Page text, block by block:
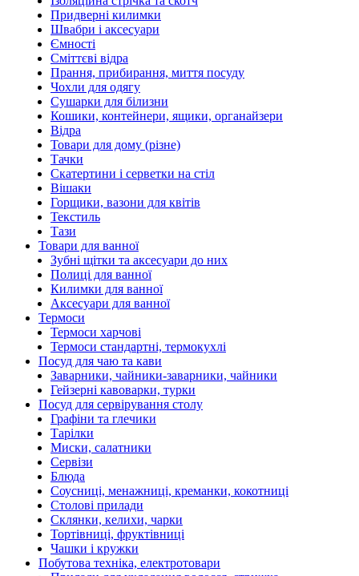
Придверні килимки
Швабри і аксесуари
Ємності
Сміттєві відра
Прання, прибирання, миття посуду
Чохли для одягу
Сушарки для білизни
Кошики, контейнери, ящики, органайзери
Відра
Товари для дому (різне)
Тачки
Скатертини і серветки на стіл
Вішаки
Горщики, вазони для квітів
Текстиль
Тази
Товари для ванної
Зубні щітки та аксесуари до них
Полиці для ванної
Килимки для ванної
Аксесуари для ванної
Термоси
Термоси харчові
Термоси стандартні, термокухлі
Посуд для чаю та кави
Заварники, чайники-заварники, чайники
Гейзерні кавоварки, турки
Посуд для сервірування столу
Графіни та глечики
Тарілки
Миски, салатники
Сервізи
Блюда
Соусниці, менажниці, креманки, кокотниці
Столові прилади
Склянки, келихи, чарки
Тортівниці, фруктівниці
Чашки і кружки
Побутова техніка, електротовари